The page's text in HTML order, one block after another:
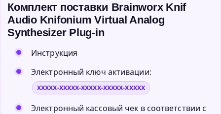
Комплект поставки Brainworx Knif
Audio Knifonium Virtual Analog
Synthesizer Plug-in
Инструкция
Электронный ключ активации:
XXXXX-XXXXX-XXXXX-XXXXX-XXXXX
Электронный кассовый чек в соответствии с